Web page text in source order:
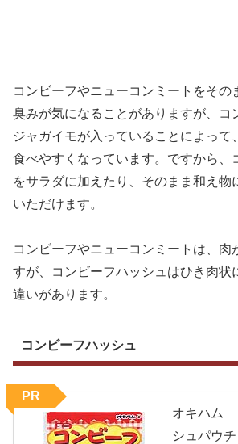
コンビーフやニューコンミートをその
臭みが気になることがありますが、コ
ジャガイモが入っていることによって
食べやすくなっています。ですから、
をサラダに加えたり、そのまま和え物
いただけます。
コンビーフやニューコンミートは、肉
すが、コンビーフハッシュはひき肉状
違いがあります。
コンビーフハッシュ
オキハム
シュパウ
PR